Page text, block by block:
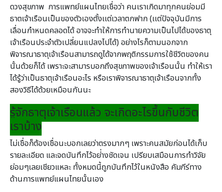
ดวงสุขภาพ การแพทย์แผนไทยเชื่อว่า คนเราเกิดมาทุกคนย่อมมี
ธาตเจ้าเรือนเป็นของตัวเองตั้งเเต่เวลาตกฟาก (เเต่ปัจจุบันมีการ
เลื่อนกำหนดคลอดได้ อาจจะทำให้การทำนายความเป็นไปได้ของธาตุ
เจ้าเรือนประจำตัวเปลี่ยนแปลงไปได้) อย่างไรก็ตามนอกจาก
พิจารณาธาตุเจ้าเรือนสามารถดูได้จากพฤติกรรมการใช้ชีวิตของคน
นั้นด้วยก็ได้ เพราะจะสามารบอกถึงสุขภาพของเจ้าเรือนนั้น ทำให้เรา
ได้รู้ว่าเป็นธาตุเจ้าเรือนอะไร หรือเราพิจารณาธาตุเจ้าเรือนจากทั้ง
สองวิธีได้ด้วยเหมือนกันนะ
รู้จักธาตุเจ้าเรือนแล้ว จะเกิดอะไรขึ้นกับชีวิต
เราบ้าง
ไม่เชื่อก็ต้องเชื่อนะบอกเลยว่าตรงมากๆ เพราะคนสมัยก่อนได้เก็บ
รายละเอียด และจดบันทึกไว้อย่่างชัดเจน เปรียบเสมือนการทำวิจัย
ย่อมๆเลยเชียวแหละ ทั้งหมดนี้ถูกบันทึกไว้ในหนังสือ คัมภีร์ทาง
ด้านการแพทย์แผนไทยนั้นเอง